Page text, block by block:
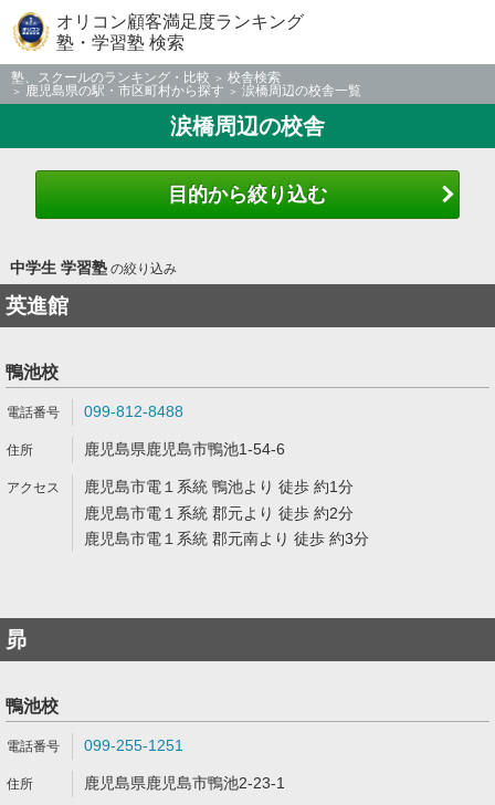
オリコン顧客満足度ランキング
塾・学習塾 検索
塾、スクールのランキング・比較
校舎検索
鹿児島県の駅・市区町村から探す
涙橋周辺の校舎一覧
涙橋周辺の校舎
目的から絞り込む
中学生 学習塾の絞り込み
英進館
鴨池校
099-812-8488
鹿児島県鹿児島市鴨池1-54-6
鹿児島市電１系統 鴨池より 徒歩 約1分
鹿児島市電１系統 郡元より 徒歩 約2分
鹿児島市電１系統 郡元南より 徒歩 約3分
昴
鴨池校
099-255-1251
鹿児島県鹿児島市鴨池2-23-1